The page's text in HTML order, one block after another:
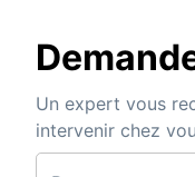
Un expert vous
intervenir chez